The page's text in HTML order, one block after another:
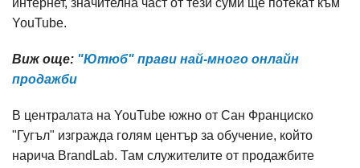
интернет, значителна част от тези суми ще потекат към
YouTube.
Виж още: "Ютюб" прави най-много онлайн
продажби
В централата на YouTube южно от Сан Франциско
"Гугъл" изгражда голям център за обучение, който
нарича BrandLab. Там служителите от продажбите